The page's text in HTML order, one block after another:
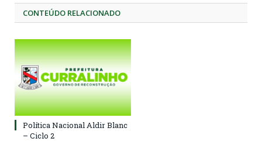
CONTEÚDO RELACIONADO
Política Nacional Aldir Blanc
– Ciclo 2